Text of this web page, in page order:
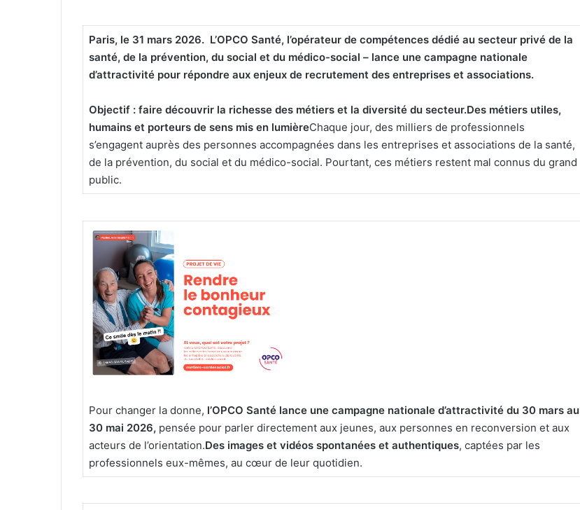
Paris, le 31 mars 2026. L’OPCO Santé, l’opérateur de compétences dédié au secteur privé de la
santé, de la prévention, du social et du médico-social – lance une campagne nationale
d’attractivité pour répondre aux enjeux de recrutement des entreprises et associations.
Objectif : faire découvrir la richesse des métiers et la diversité du secteur.Des métiers utiles,
humains et porteurs de sens mis en lumièreChaque jour, des milliers de professionnels
s’engagent auprès des personnes accompagnées dans les entreprises et associations de la santé,
de la prévention, du social et du médico-social. Pourtant, ces métiers restent mal connus du grand
public.
Pour changer la donne, l’OPCO Santé lance une campagne nationale d’attractivité du 30 mars au
30 mai 2026, pensée pour parler directement aux jeunes, aux personnes en reconversion et aux
acteurs de l’orientation.Des images et vidéos spontanées et authentiques, captées par les
professionnels eux-mêmes, au cœur de leur quotidien.